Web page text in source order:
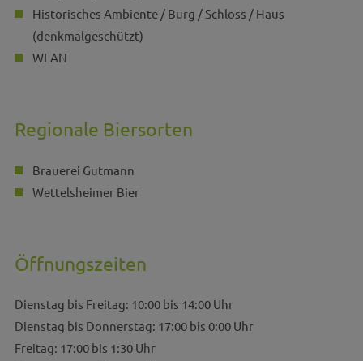
Historisches Ambiente / Burg / Schloss / Haus
(denkmalgeschützt)
WLAN
Regionale Biersorten
Brauerei Gutmann
Wettelsheimer Bier
Öffnungszeiten
Dienstag bis Freitag: 10:00 bis 14:00 Uhr
Dienstag bis Donnerstag: 17:00 bis 0:00 Uhr
Freitag: 17:00 bis 1:30 Uhr